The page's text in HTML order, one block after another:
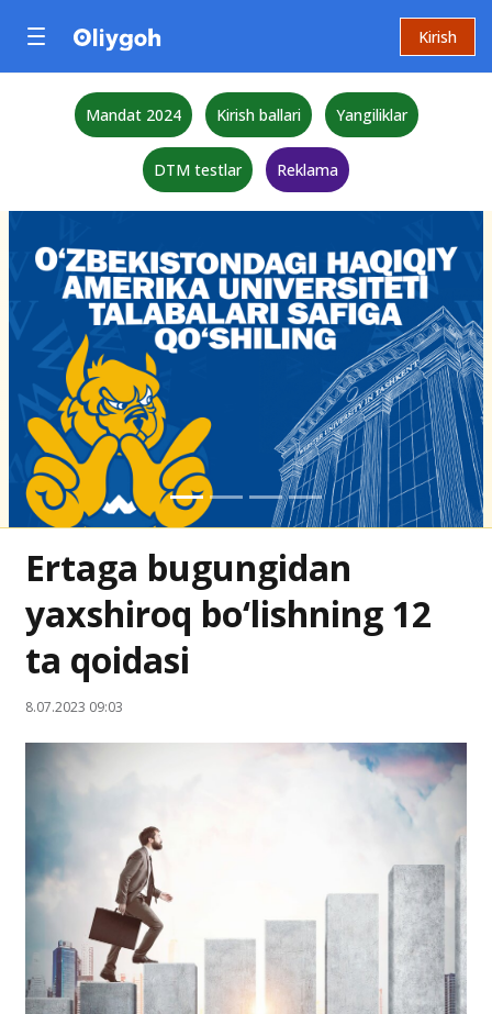
Kirish
Mandat 2024 Kirish ballari Yangiliklar
DTM testlar Reklama
Ertaga bugungidan
yaxshiroq bo‘lishning 12
ta qoidasi
8.07.2023 09:03